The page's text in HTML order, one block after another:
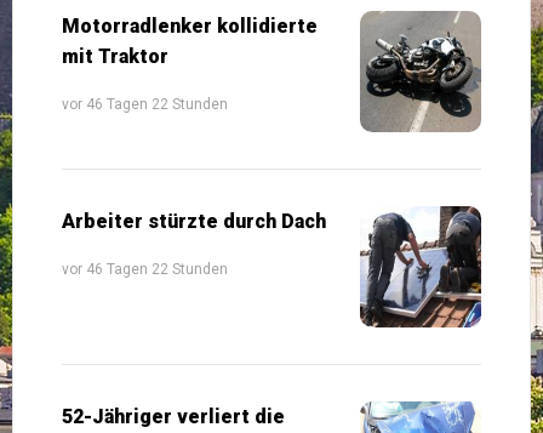
Motorradlenker kollidierte
mit Traktor
vor 46 Tagen 22 Stunden
Arbeiter stürzte durch Dach
vor 46 Tagen 22 Stunden
52-Jähriger verliert die